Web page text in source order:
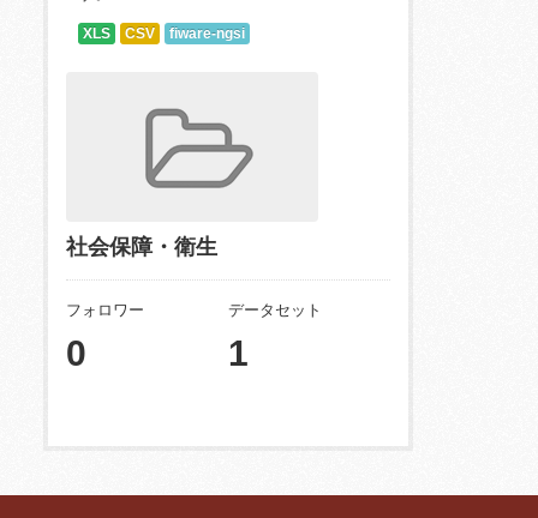
XLS CSV fiware-ngsi
社会保障・衛生
フォロワー
0
データセット
1